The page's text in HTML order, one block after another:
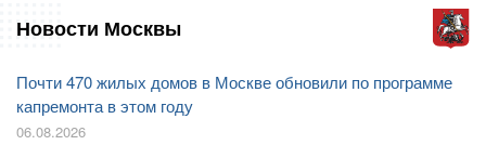
Новости Москвы
Почти 470 жилых домов в Москве обновили по программе
капремонта в этом году
06.08.2026